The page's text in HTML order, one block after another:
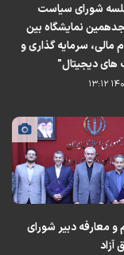
شورای سیاست
نمایشگاه بین
مالی، سرمایه گذاری و
دیجیتال"
و معارفه دبیر شورای
آزاد